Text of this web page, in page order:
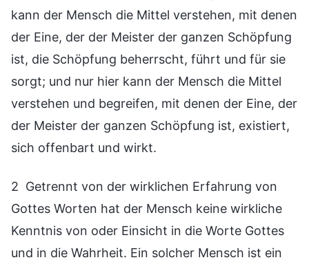
kann der Mensch die Mittel verstehen, mit denen
der Eine, der der Meister der ganzen Schöpfung
ist, die Schöpfung beherrscht, führt und für sie
sorgt; und nur hier kann der Mensch die Mittel
verstehen und begreifen, mit denen der Eine, der
der Meister der ganzen Schöpfung ist, existiert,
sich offenbart und wirkt.
2 Getrennt von der wirklichen Erfahrung von
Gottes Worten hat der Mensch keine wirkliche
Kenntnis von oder Einsicht in die Worte Gottes
und in die Wahrheit. Ein solcher Mensch ist ein